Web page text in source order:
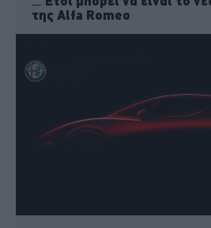
της Alfa Romeo